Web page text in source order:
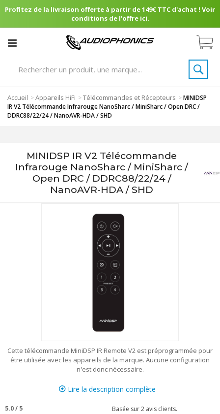
Profitez de la livraison offerte à partir de 149€ TTC d'achat ! Voir
conditions de l'offre ici.
Accueil >Appareils HiFi >Télécommandes et Récepteurs >MINIDSP
IR V2 Télécommande Infrarouge NanoSharc / MiniSharc / Open DRC /
DDRC88/22/24 / NanoAVR-HDA / SHD
MINIDSP IR V2 Télécommande
Infrarouge NanoSharc / MiniSharc /
Open DRC / DDRC88/22/24 /
NanoAVR-HDA / SHD
Cette télécommande MiniDSP IR Remote V2 est préprogrammée pour
être utilisée avec les appareils de la marque. Aucune configuration
n'est donc nécessaire.
Lire la description complète
5.0/ 5 Basée sur2 avis clients.